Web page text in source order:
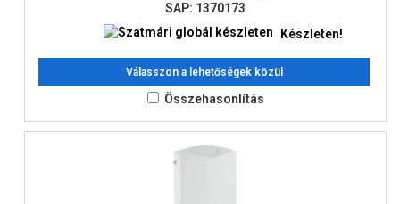
SAP: 1370173
Készleten!
Válasszon a lehetőségek közül
Összehasonlítás